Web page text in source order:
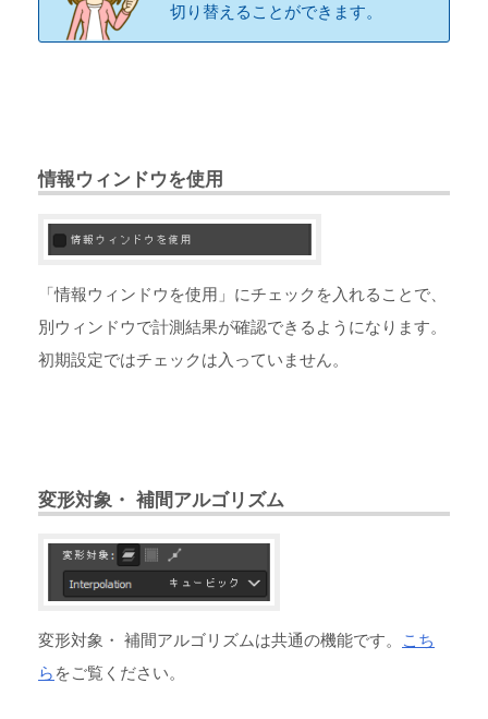
切り替えることができます。
情報ウィンドウを使用
「情報ウィンドウを使用」にチェックを入れることで、
別ウィンドウで計測結果が確認できるようになります。
初期設定ではチェックは入っていません。
変形対象・ 補間アルゴリズム
変形対象・ 補間アルゴリズムは共通の機能です。
こち
ら をご覧ください。